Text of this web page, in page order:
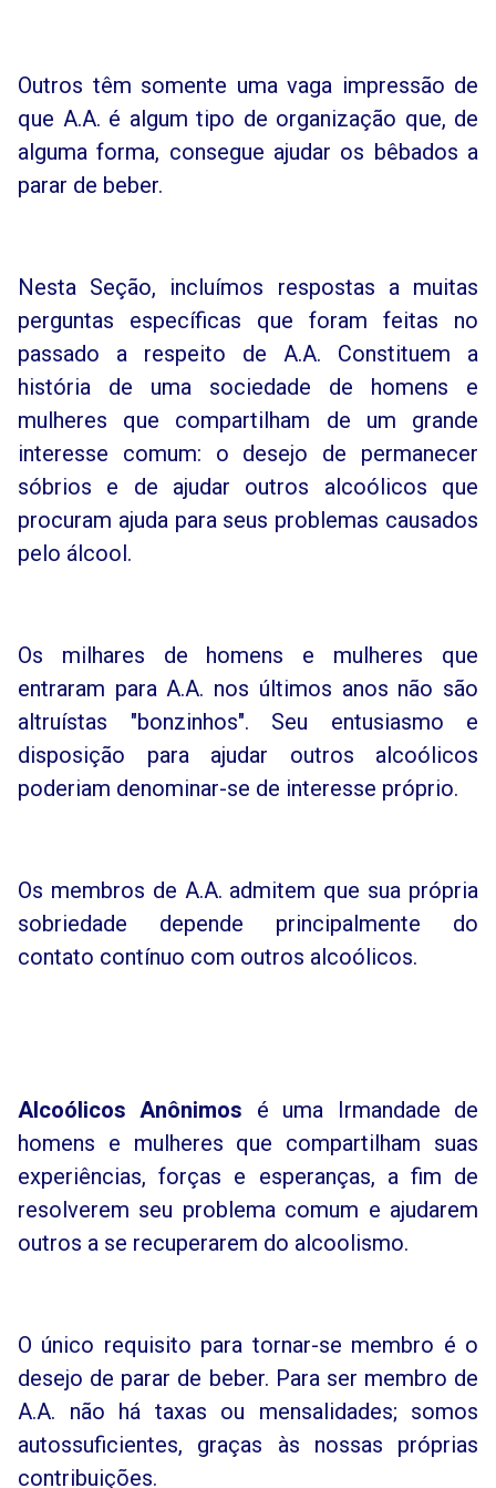
Outros têm somente uma vaga impressão de
que A.A. é algum tipo de organização que, de
alguma forma, consegue ajudar os bêbados a
parar de beber.
Nesta Seção, incluímos respostas a muitas
perguntas específicas que foram feitas no
passado a respeito de A.A. Constituem a
história de uma sociedade de homens e
mulheres que compartilham de um grande
interesse comum: o desejo de permanecer
sóbrios e de ajudar outros alcoólicos que
procuram ajuda para seus problemas causados
pelo álcool.
Os milhares de homens e mulheres que
entraram para A.A. nos últimos anos não são
altruístas "bonzinhos". Seu entusiasmo e
disposição para ajudar outros alcoólicos
poderiam denominar-se de interesse próprio.
Os membros de A.A. admitem que sua própria
sobriedade depende principalmente do
contato contínuo com outros alcoólicos.
Alcoólicos Anônimos é uma Irmandade de
homens e mulheres que compartilham suas
experiências, forças e esperanças, a fim de
resolverem seu problema comum e ajudarem
outros a se recuperarem do alcoolismo.
O único requisito para tornar-se membro é o
desejo de parar de beber. Para ser membro de
A.A. não há taxas ou mensalidades; somos
autossuficientes, graças às nossas próprias
contribuições.